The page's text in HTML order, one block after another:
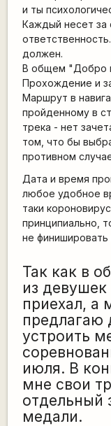
и ты
Каждый несет за
должен.
В общем "Добро
Прохождение и
Маршрут в
пройденному в
трека - нет
том, что бы
противном
Дата и время
любое удобное
таки
принципиально,
не финишировать
Так как в
из
приехал, а
устроить
июля. В
мне свои
отдельный
медали.